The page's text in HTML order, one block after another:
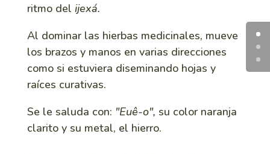
ritmo del ijexá.
Al dominar las hierbas medicinales, mueve
los brazos y manos en varias direcciones
como si estuviera diseminando hojas y
raíces curativas.
Se le saluda con: "Euê-o", su color naranja
clarito y su metal, el hierro.